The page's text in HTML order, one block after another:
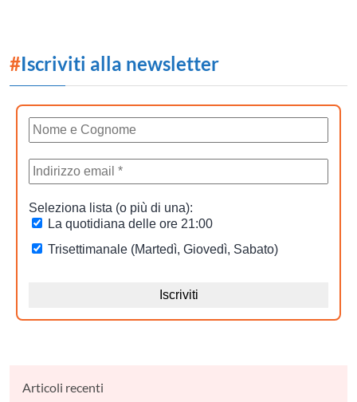
#Iscriviti alla newsletter
Articoli recenti